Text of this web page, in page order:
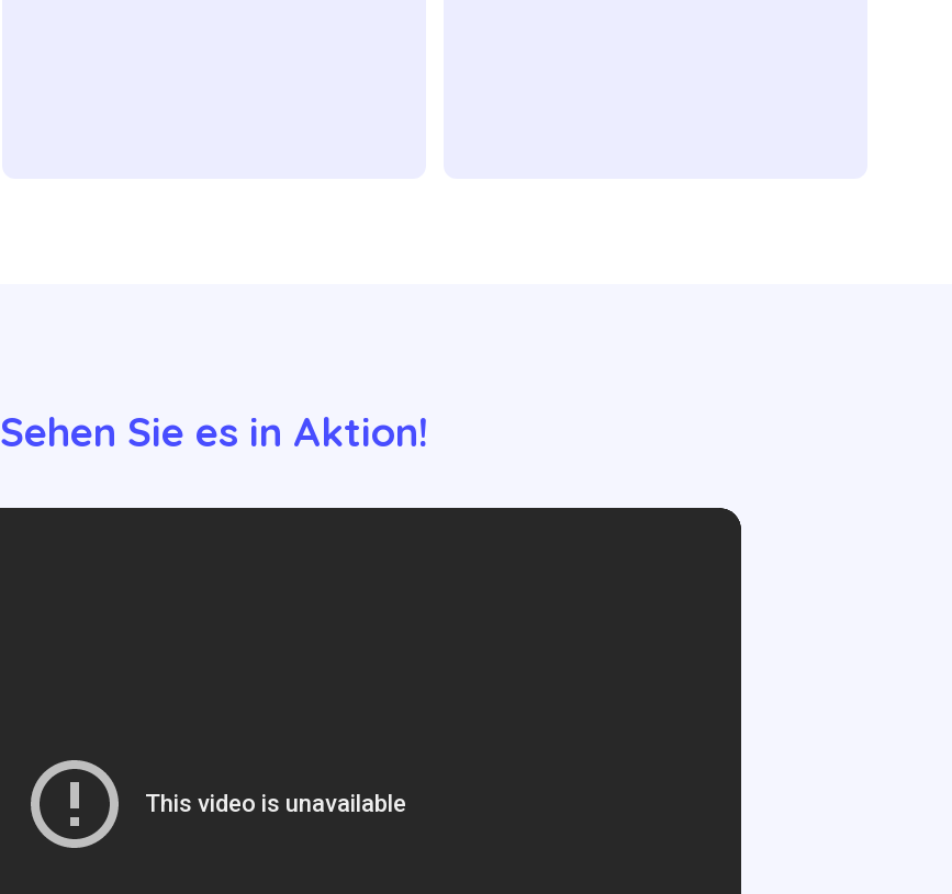
Sehen Sie es in Aktion!